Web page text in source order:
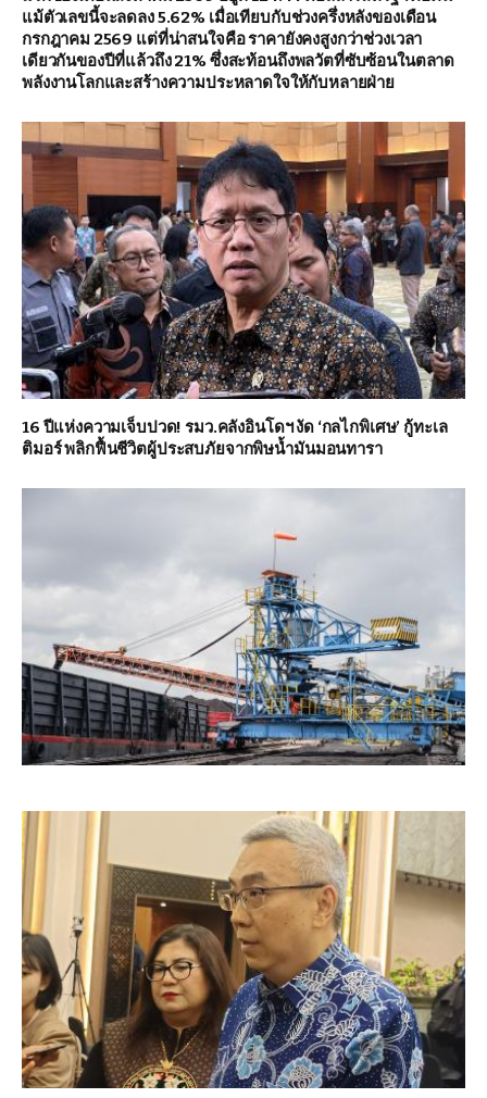
แม้ตัวเลขนี้จะลดลง 5.62% เมื่อเทียบกับช่วงครึ่งหลังของเดือน
กรกฎาคม 2569 แต่ที่น่าสนใจคือ ราคายังคงสูงกว่าช่วงเวลา
เดียวกันของปีที่แล้วถึง 21% ซึ่งสะท้อนถึงพลวัตที่ซับซ้อนในตลาด
พลังงานโลกและสร้างความประหลาดใจให้กับหลายฝ่าย
16 ปีแห่งความเจ็บปวด! รมว.คลังอินโดฯ งัด ‘กลไกพิเศษ’ กู้ทะเล
ติมอร์ พลิกฟื้นชีวิตผู้ประสบภัยจากพิษน้ำมันมอนทารา